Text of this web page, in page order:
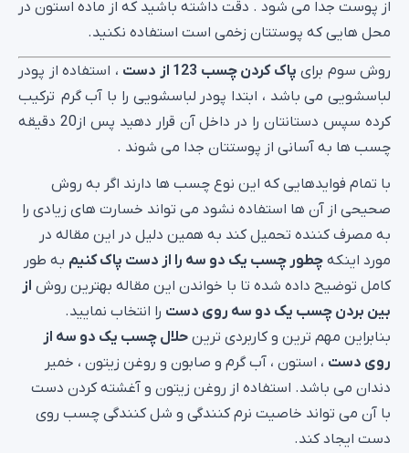
از پوست جدا می شود . دقت داشته باشید که از ماده استون در
محل هایی که پوستتان زخمی است استفاده نکنید.
روش سوم برای پاک کردن چسب 123 از دست
، استفاده از پودر
لباسشویی می باشد ، ابتدا پودر لباسشویی را با آب گرم ترکیب
کرده سپس دستانتان را در داخل آن قرار دهید پس از20 دقیقه
چسب ها به آسانی از پوستتان جدا می شوند .
با تمام فوایدهایی که این نوع چسب ها دارند اگر به روش
صحیحی از آن ها استفاده نشود می تواند خسارت های زیادی را
به مصرف کننده تحمیل کند به همین دلیل در این مقاله در
مورد اینکه چطور چسب یک دو سه را از دست پاک کنیم به طور
کامل توضیح داده شده تا با خواندن این مقاله بهترین روش از
بین بردن چسب یک دو سه روی دست را انتخاب نمایید.
بنابراین مهم ترین و کاربردی ترین حلال چسب یک دو سه از
روی دست ، استون ، آب گرم و صابون و روغن زیتون ، خمیر
دندان می باشد. استفاده از روغن زیتون و آغشته کردن دست
با آن می تواند خاصیت نرم کنندگی و شل کنندگی چسب روی
دست ایجاد کند.